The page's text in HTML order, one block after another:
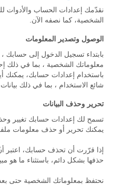
نقدّمك إعدادات الحساب والأدوات
الشخصية، كما نصفه الآن.
الوصول وتصدير المعلومات
بابتداء تسجيل الدخول إلى حسابك
معلوماتك الشخصية ، بما في ذلك
باستخدام إعدادات حسابك، يمكنك
شائع الاستخدام ، بما في ذلك
تحرير وحذف البيانات
تسمح لك إعدادات حسابك تغيير
يمكنك تحرير أو حذف معلومات
إذا قرّرت أن تحذف حسابك، اعتبر
حذفها بشكل دائم، باستثناء ما هو
نحتفظ بمعلوماتك الشخصية حتى